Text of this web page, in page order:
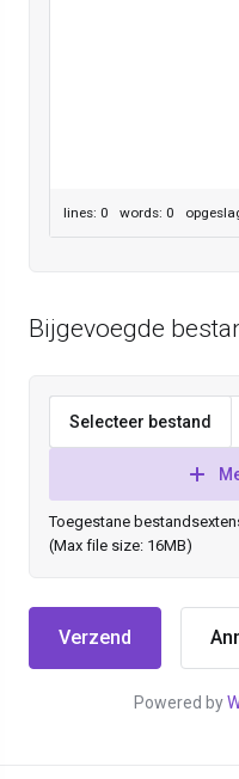
lines: 0 words: 0
Bijgevoegde
Selecteer bestand
Toegestane
(Max file size: 16MB)
Powered by